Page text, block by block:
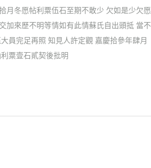
月冬愿帖利粟伍石至期不敢少 欠如是少欠愿
加來歷不明等情如有此情蘇氏自出頭抵 當不
員完足再照 知見人許定觀 嘉慶拾參年肆月
粟壹石貳契後批明